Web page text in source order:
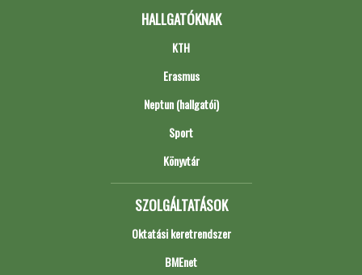
HALLGATÓKNAK
KTH
Erasmus
Neptun (hallgatói)
Sport
Könyvtár
SZOLGÁLTATÁSOK
Oktatási keretrendszer
BMEnet